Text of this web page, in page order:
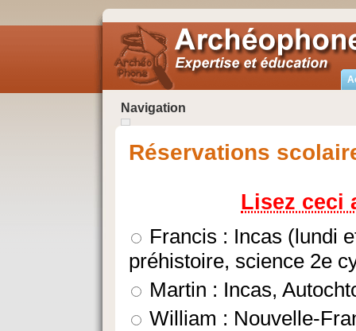
Navigation
Réservations
Lisez ceci
Francis : Incas (lundi
préhistoire, science 2e
Martin : Incas,
William : Nouvelle-